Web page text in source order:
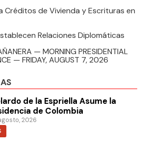
Créditos de Vivienda y Escrituras en
Relaciones Diplomáticas
— MORNING PRESIDENTIAL
— FRIDAY, AUGUST 7, 2026
de la Espriella Asume la
de Colombia
2026